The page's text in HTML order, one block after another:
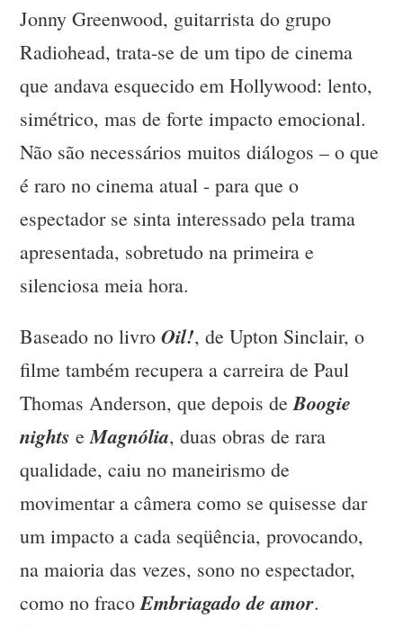
Jonny Greenwood, guitarrista do grupo
Radiohead, trata-se de um tipo de cinema
que andava esquecido em Hollywood: lento,
simétrico, mas de forte impacto emocional.
Não são necessários muitos diálogos – o que
é raro no cinema atual - para que o
espectador se sinta interessado pela trama
apresentada, sobretudo na primeira e
silenciosa meia hora.
Baseado no livroOil!, de Upton Sinclair, o
filme também recupera a carreira de Paul
Thomas Anderson, que depois deBoogie
nights eMagnólia, duas obras de rara
qualidade, caiu no maneirismo de
movimentar a câmera como se quisesse dar
um impacto a cada seqüência, provocando,
na maioria das vezes, sono no espectador,
como no fracoEmbriagado de amor.